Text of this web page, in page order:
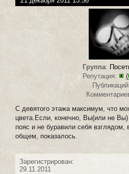
Группа:
Репутация:
(
С девятого этажа максимум, что
цвета.Если, конечно, Вы(или не
пояс и не буравили себя
общем, показалось.
Зарегистрирован:
29.11.2011